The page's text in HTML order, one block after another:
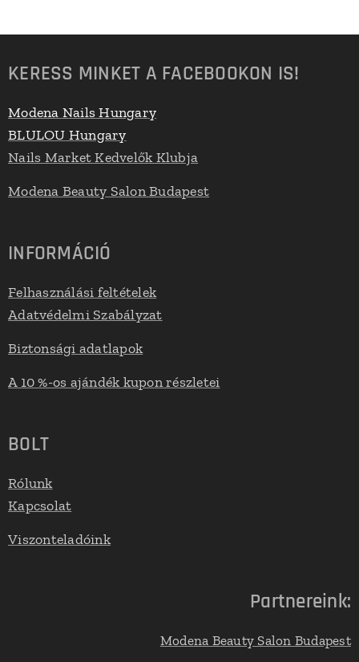
KERESS MINKET A FACEBOOKON IS!
Modena Nails Hungary
BLULOU Hungary
Nails Market Kedvelők Klubja
Modena Beauty Salon Budapest
INFORMÁCIÓ
Felhasználási feltételek
Adatvédelmi Szabályzat
Biztonsági adatlapok
A 10 %-os ajándék kupon részletei
BOLT
Rólunk
Kapcsolat
Viszonteladóink
Partnereink:
Modena Beauty Salon Budapest